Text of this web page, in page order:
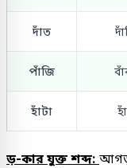
দাঁত
পাঁজি
হাঁটা
ড়-কার যুক্ত শব্দ: